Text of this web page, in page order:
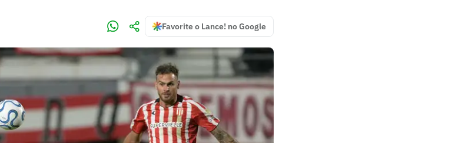
Favorite o Lance! no Google